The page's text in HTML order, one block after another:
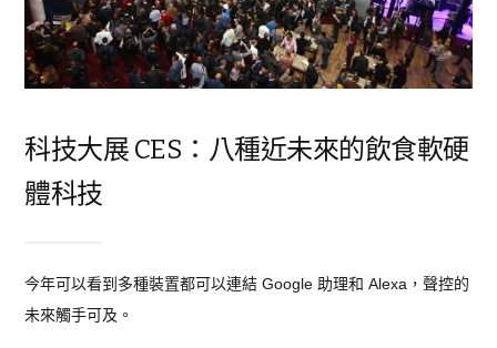
科技大展 CES：八種近未來的飲食軟硬
體科技
今年可以看到多種裝置都可以連結 Google 助理和 Alexa，聲控的
未來觸手可及。